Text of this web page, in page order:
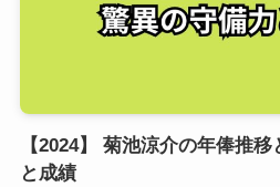
【2024】 菊池涼介の年俸推
と成績